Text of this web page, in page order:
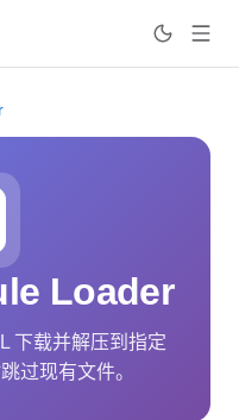
Loader
下载并解压到指定
过现有文件。